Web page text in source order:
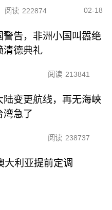
阅读 222874 02-18
警告，非洲小国叫嚣绝
清德典礼
阅读 213841
陆变更航线，再无海峡
湾急了
阅读 238737
大利亚提前定调